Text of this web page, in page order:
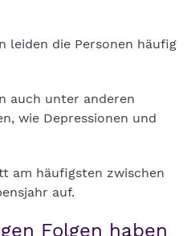
leiden die Personen häufig
auch unter anderen
wie Depressionen und
am häufigsten zwischen
auf.
Folgen haben